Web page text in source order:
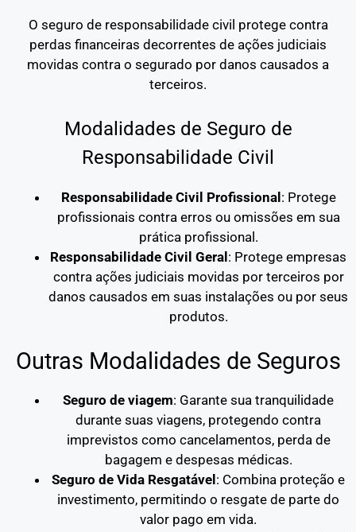
O seguro de responsabilidade civil protege contra
perdas financeiras decorrentes de ações judiciais
movidas contra o segurado por danos causados a
terceiros.
Modalidades de Seguro de
Responsabilidade Civil
Responsabilidade Civil Profissional : Protege
profissionais contra erros ou omissões em sua
prática profissional.
Responsabilidade Civil Geral : Protege empresas
contra ações judiciais movidas por terceiros por
danos causados em suas instalações ou por seus
produtos.
Outras Modalidades de Seguros
Seguro de viagem: Garante sua tranquilidade
durante suas viagens, protegendo contra
imprevistos como cancelamentos, perda de
bagagem e despesas médicas.
Seguro de Vida Resgatável: Combina proteção e
investimento, permitindo o resgate de parte do
valor pago em vida.